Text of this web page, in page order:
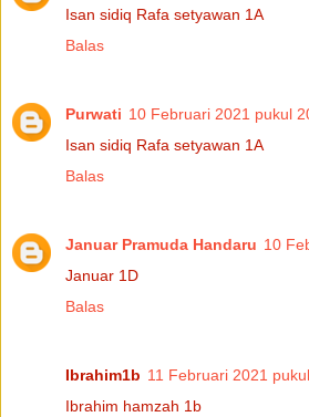
Isan sidiq Rafa setyawan 1A
Balas
Purwati 10 Februari 2021 pukul
Isan sidiq Rafa setyawan 1A
Balas
Januar Pramuda Handaru 10
Januar 1D
Balas
Ibrahim1b 11 Februari 2021
Ibrahim hamzah 1b